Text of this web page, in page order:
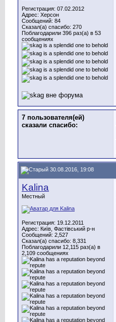
Регистрация: 07.02.2012
Адрес: Херсон
Сообщений: 84
Сказал(а) спасибо: 270
Поблагодарили 396 раз(а) в 53
сообщениях
7 пользователя(ей)
сказали cпасибо:
30.08.2016, 19:08
Kalina
Местный
Регистрация: 19.12.2011
Адрес: Київ, Фастівський р-н
Сообщений: 2,527
Сказал(а) спасибо: 8,331
Поблагодарили 12,115 раз(а) в
2,109 сообщениях